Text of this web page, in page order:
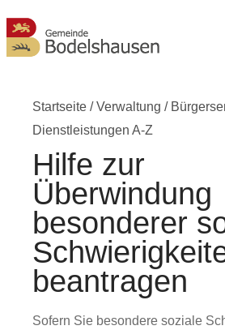
Startseite /Verwaltung /
Dienstleistungen A-Z
Hilfe zur
Überwindung
besonderer
beantragen
Sofern Sie besondere soziale